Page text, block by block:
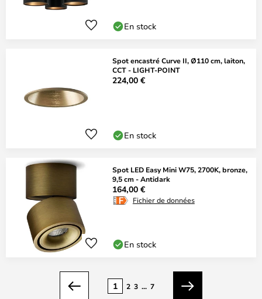
En stock
Spot encastré Curve II, Ø110 cm, laiton,
CCT - LIGHT-POINT
224,00 €
En stock
Spot LED Easy Mini W75, 2700K, bronze,
9,5 cm - Antidark
164,00 €
Fichier de données
En stock
Précédent
1 2 3 ... 7
Suivant